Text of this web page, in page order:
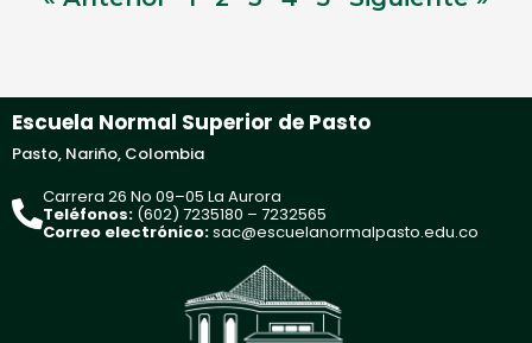
Escuela Normal Superior de Pasto
Pasto, Nariño, Colombia
Carrera 26 No 09–05 La Aurora
Teléfonos: (602) 7235180 – 7232565
Correo electrónico:sac@escuelanormalpasto.edu.co